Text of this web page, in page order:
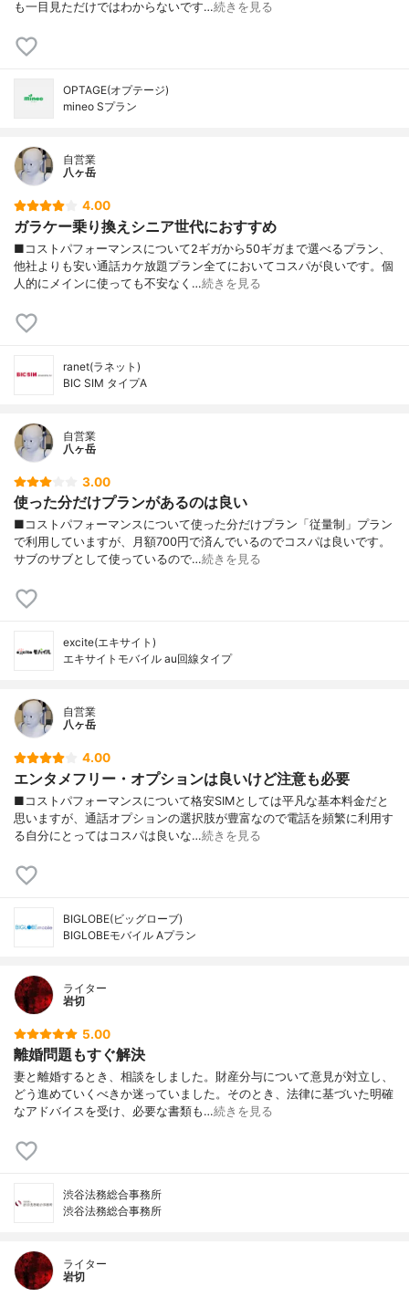
も一目見ただけではわからないです…続きを見る
OPTAGE(オプテージ)
mineo Sプラン
自営業
八ヶ岳
4.00
ガラケー乗り換えシニア世代におすすめ
■コストパフォーマンスについて2ギガから50ギガまで選べるプラン、
他社よりも安い通話カケ放題プラン全てにおいてコスパが良いです。個
人的にメインに使っても不安なく…続きを見る
ranet(ラネット)
BIC SIM タイプA
自営業
八ヶ岳
3.00
使った分だけプランがあるのは良い
■コストパフォーマンスについて使った分だけプラン「従量制」プラン
で利用していますが、月額700円で済んでいるのでコスパは良いです。
サブのサブとして使っているので…続きを見る
excite(エキサイト)
エキサイトモバイル au回線タイプ
自営業
八ヶ岳
4.00
エンタメフリー・オプションは良いけど注意も必要
■コストパフォーマンスについて格安SIMとしては平凡な基本料金だと
思いますが、通話オプションの選択肢が豊富なので電話を頻繁に利用す
る自分にとってはコスパは良いな…続きを見る
BIGLOBE(ビッグローブ)
BIGLOBEモバイル Aプラン
ライター
岩切
5.00
離婚問題もすぐ解決
妻と離婚するとき、相談をしました。財産分与について意見が対立し、
どう進めていくべきか迷っていました。そのとき、法律に基づいた明確
なアドバイスを受け、必要な書類も…続きを見る
渋谷法務総合事務所
渋谷法務総合事務所
ライター
岩切